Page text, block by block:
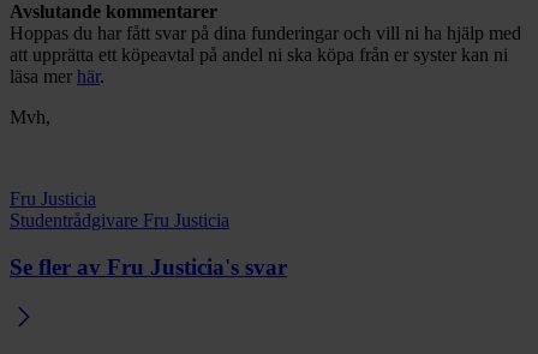
Avslutande kommentarer
Hoppas du har fått svar på dina funderingar och vill ni ha hjälp med
att upprätta ett köpeavtal på andel ni ska köpa från er syster kan ni
läsa mer här.
Mvh,
Fru Justicia
Studentrådgivare Fru Justicia
Se fler av Fru Justicia's svar